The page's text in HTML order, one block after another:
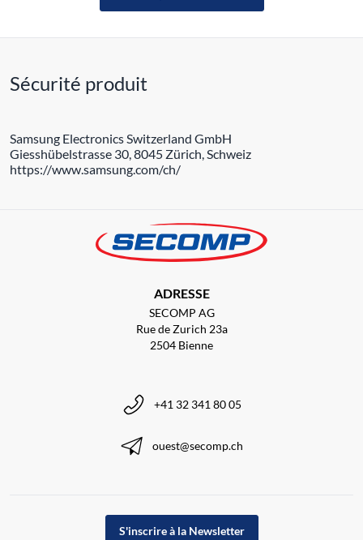
Sécurité produit
Samsung Electronics Switzerland GmbH
Giesshübelstrasse 30, 8045 Zürich, Schweiz
https://www.samsung.com/ch/
ADRESSE
SECOMP AG
Rue de Zurich 23a
2504 Bienne
+41 32 341 80 05
ouest@secomp.ch
S'inscrire à la Newsletter